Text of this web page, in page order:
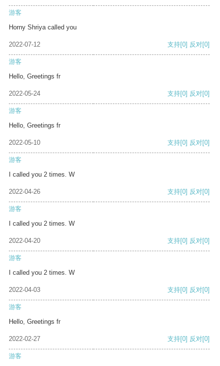
游客
Horny Shriya called you
2022-07-12 支持[0] 反对[0]
游客
Hello, Greetings fr
2022-05-24 支持[0] 反对[0]
游客
Hello, Greetings fr
2022-05-10 支持[0] 反对[0]
游客
I called you 2 times. W
2022-04-26 支持[0] 反对[0]
游客
I called you 2 times. W
2022-04-20 支持[0] 反对[0]
游客
I called you 2 times. W
2022-04-03 支持[0] 反对[0]
游客
Hello, Greetings fr
2022-02-27 支持[0] 反对[0]
游客